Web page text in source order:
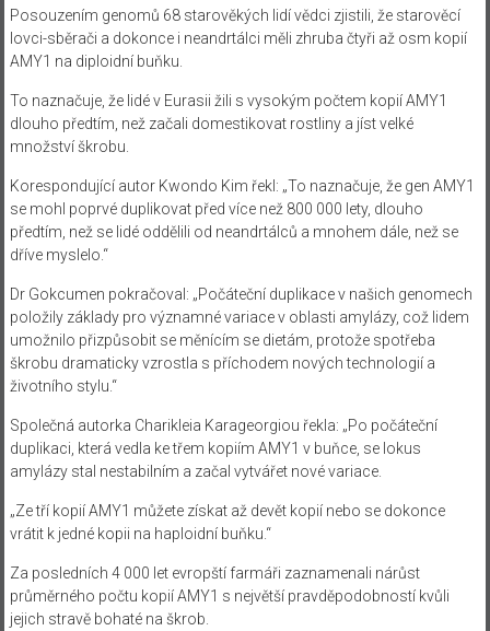
Posouzením genomů 68 starověkých lidí vědci zjistili, že starověcí
lovci-sběrači a dokonce i neandrtálci měli zhruba čtyři až osm kopií
AMY1 na diploidní buňku.
To naznačuje, že lidé v Eurasii žili s vysokým počtem kopií AMY1
dlouho předtím, než začali domestikovat rostliny a jíst velké
množství škrobu.
Korespondující autor Kwondo Kim řekl: „To naznačuje, že gen AMY1
se mohl poprvé duplikovat před více než 800 000 lety, dlouho
předtím, než se lidé oddělili od neandrtálců a mnohem dále, než se
dříve myslelo.“
Dr Gokcumen pokračoval: „Počáteční duplikace v našich genomech
položily základy pro významné variace v oblasti amylázy, což lidem
umožnilo přizpůsobit se měnícím se dietám, protože spotřeba
škrobu dramaticky vzrostla s příchodem nových technologií a
životního stylu.“
Společná autorka Charikleia Karageorgiou řekla: „Po počáteční
duplikaci, která vedla ke třem kopiím AMY1 v buňce, se lokus
amylázy stal nestabilním a začal vytvářet nové variace.
„Ze tří kopií AMY1 můžete získat až devět kopií nebo se dokonce
vrátit k jedné kopii na haploidní buňku.“
Za posledních 4 000 let evropští farmáři zaznamenali nárůst
průměrného počtu kopií AMY1 s největší pravděpodobností kvůli
jejich stravě bohaté na škrob.